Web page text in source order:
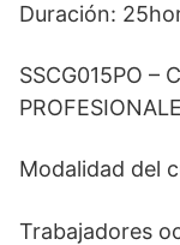
Duración:
SSCG015PO –
Modalidad del
Trabajadores